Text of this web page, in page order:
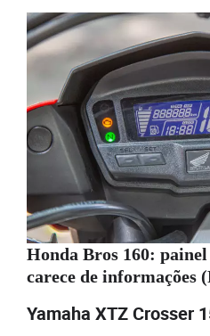
Honda Bros 160:
carece de informações
Yamaha XTZ Crosser